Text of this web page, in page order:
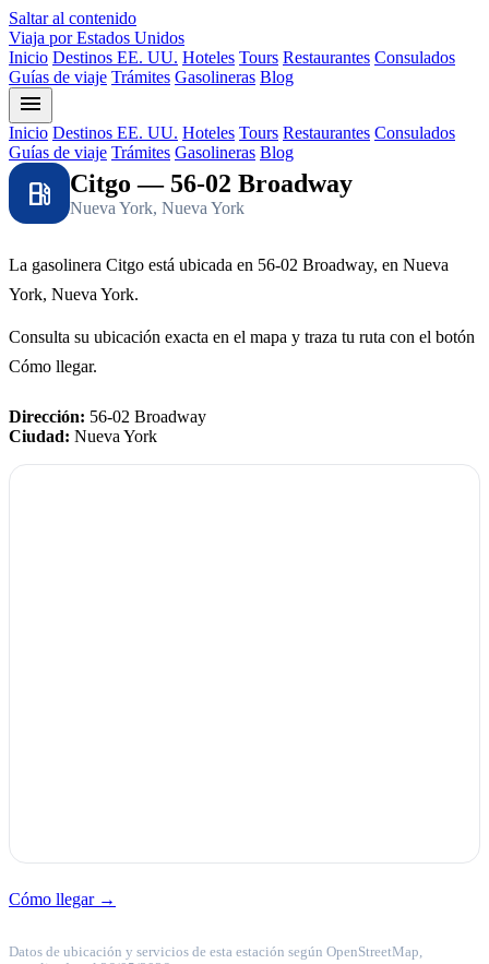
Saltar al contenido
Viaja por Estados Unidos
Inicio Destinos EE. UU. Hoteles Tours Restaurantes Consulados
Guías de viaje Trámites Gasolineras Blog
menu
Inicio Destinos EE. UU. Hoteles Tours Restaurantes Consulados
Guías de viaje Trámites Gasolineras Blog
local_gas_station Citgo — 56-02 Broadway
Nueva York, Nueva York
La gasolinera Citgo está ubicada en 56-02 Broadway, en Nueva
York, Nueva York.
Consulta su ubicación exacta en el mapa y traza tu ruta con el botón
Cómo llegar.
Dirección: 56-02 Broadway
Ciudad: Nueva York
Cómo llegar →
Datos de ubicación y servicios de esta estación según OpenStreetMap,